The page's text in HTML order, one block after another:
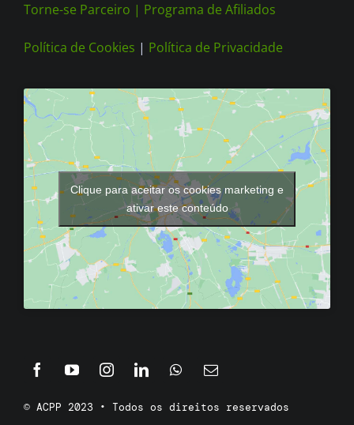
Torne-se Parceiro | Programa de Afiliados
Política de Cookies | Política de Privacidade
Clique para aceitar os cookies marketing e
ativar este conteúdo
© ACPP 2023 • Todos os direitos reservados